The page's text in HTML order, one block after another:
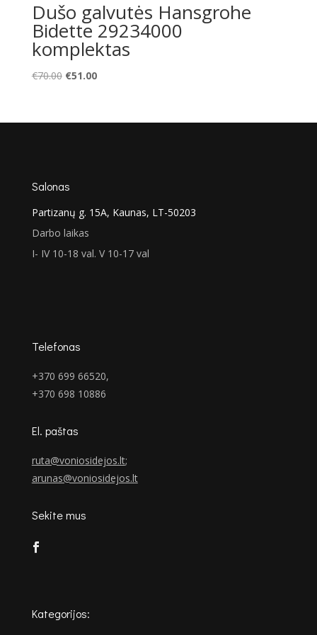
Dušo galvutės Hansgrohe
Bidette 29234000
komplektas
€70.00 Original
€70.00.
€51.00Current
€51.00.
Salonas
Partizanų g. 15A, Kaunas, LT-50203
Darbo laikas
I- IV 10-18 val. V 10-17 val
Telefonas
+370 699 66520,
+370 698 10886
El. paštas
ruta@voniosidejos.lt;
arunas@voniosidejos.lt
Sekite mus
Kategorijos: